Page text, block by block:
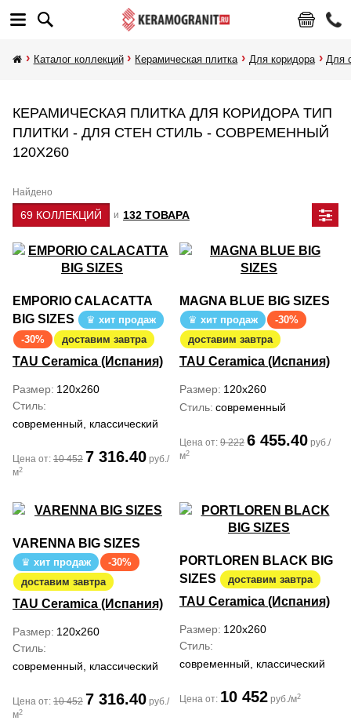
Каталог коллекций Керамическая плитка Для коридора Для
КЕРАМИЧЕСКАЯ ПЛИТКА ДЛЯ КОРИДОРА ТИП
ПЛИТКИ - ДЛЯ СТЕН СТИЛЬ - СОВРЕМЕННЫЙ
120Х260
Найдено
69 КОЛЛЕКЦИЙ и 132 ТОВАРА
EMPORIO CALACATTA
BIG SIZES
хит продаж
-30%
доставим завтра
TAU Ceramica (Испания)
Размер 120x260
Стиль
современный, классический
Цена от: 10 452 7 316.40 руб./
м2
MAGNA BLUE BIG SIZES
хит продаж
-30%
доставим завтра
TAU Ceramica (Испания)
Размер 120x260
Стиль современный
Цена от: 9 222 6 455.40 руб./
м2
VARENNA BIG SIZES
хит продаж
-30%
доставим завтра
TAU Ceramica (Испания)
Размер 120x260
Стиль
современный, классический
Цена от: 10 452 7 316.40 руб./
м2
PORTLOREN BLACK BIG
SIZES
доставим завтра
TAU Ceramica (Испания)
Размер 120x260
Стиль
современный, классический
Цена от: 10 452 руб./м2